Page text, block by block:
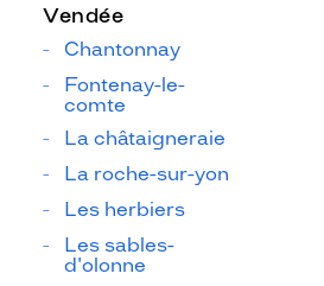
Vendée
Chantonnay
Fontenay-le-
comte
La châtaigneraie
La roche-sur-yon
Les herbiers
Les sables-
d'olonne